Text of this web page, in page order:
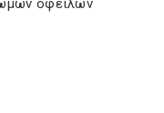
οφειλών